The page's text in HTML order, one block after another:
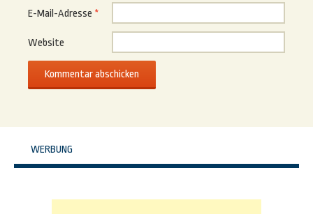
E-Mail-Adresse *
Website
WERBUNG